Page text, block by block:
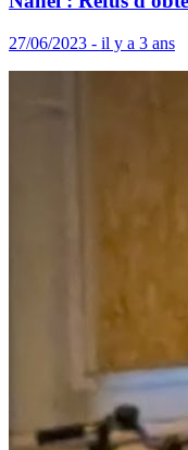
27/06/2023 - il y a 3 ans